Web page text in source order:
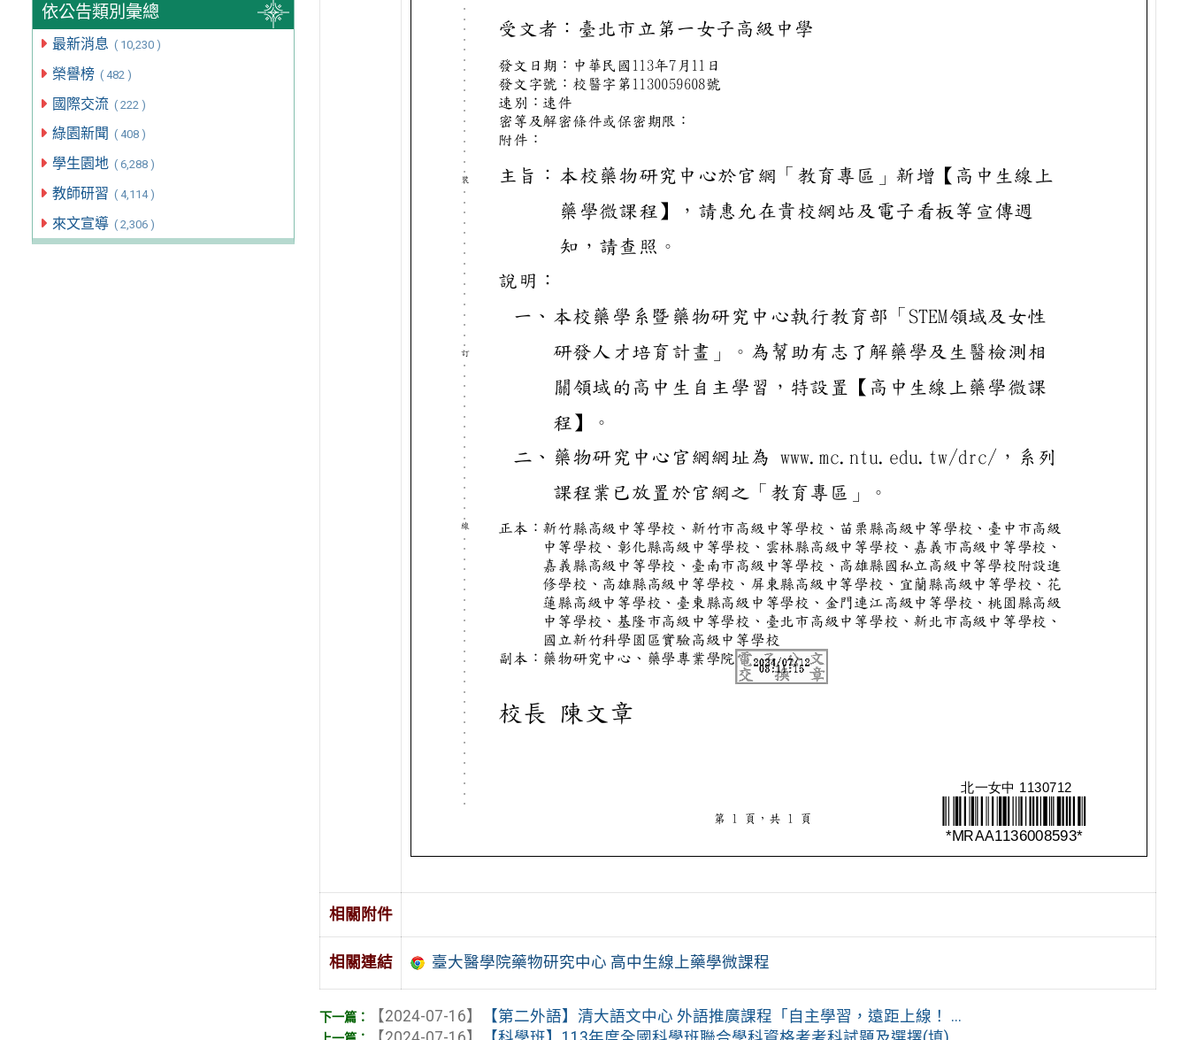
依公告類別彙總
最新消息 ( 10,230 )
榮譽榜 ( 482 )
國際交流 ( 222 )
綠園新聞 ( 408 )
學生園地 ( 6,288 )
教師研習 ( 4,114 )
來文宣導 ( 2,306 )
相關附件
相關連結 臺大醫學院藥物研究中心 高中生線上藥學微課程
【2024-07-16】
【第二外語】清大語文中心 外語推廣課程「自主學習，遠距上線！ ...